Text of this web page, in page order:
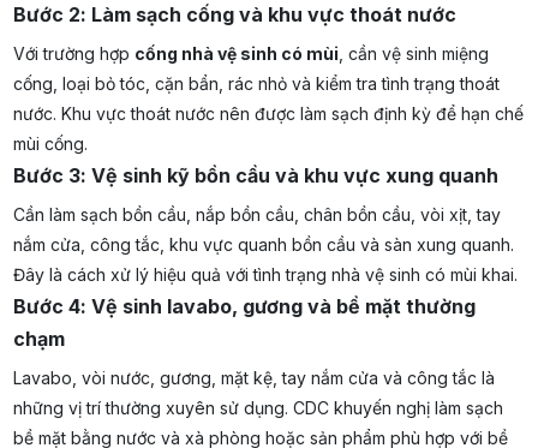
Bước 2: Làm sạch cống và khu vực thoát nước
Với trường hợp cống nhà vệ sinh có mùi , cần vệ sinh miệng
cống, loại bỏ tóc, cặn bẩn, rác nhỏ và kiểm tra tình trạng thoát
nước. Khu vực thoát nước nên được làm sạch định kỳ để hạn chế
mùi cống.
Bước 3: Vệ sinh kỹ bồn cầu và khu vực xung quanh
Cần làm sạch bồn cầu, nắp bồn cầu, chân bồn cầu, vòi xịt, tay
nắm cửa, công tắc, khu vực quanh bồn cầu và sàn xung quanh.
Đây là cách xử lý hiệu quả với tình trạng nhà vệ sinh có mùi khai.
Bước 4: Vệ sinh lavabo, gương và bề mặt thường
chạm
Lavabo, vòi nước, gương, mặt kệ, tay nắm cửa và công tắc là
những vị trí thường xuyên sử dụng. CDC khuyến nghị làm sạch
bề mặt bằng nước và xà phòng hoặc sản phẩm phù hợp với bề